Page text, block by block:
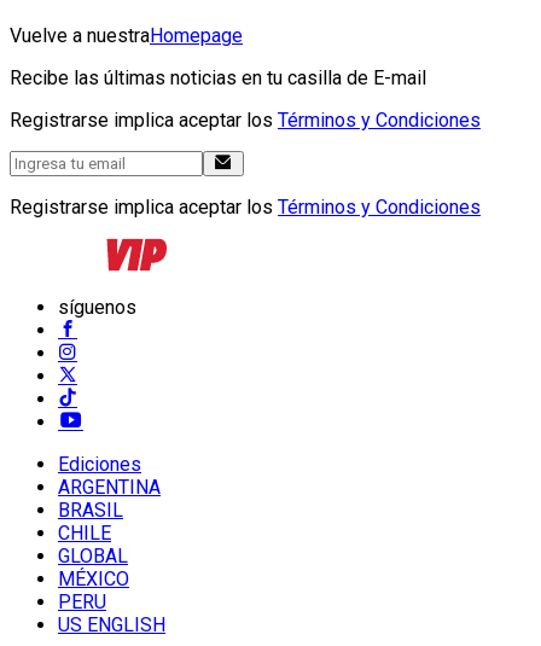
Vuelve a nuestraHomepage
Recibe las últimas noticias en tu casilla de E-mail
Registrarse implica aceptar los Términos y Condiciones
Registrarse implica aceptar los Términos y Condiciones
síguenos
Ediciones
ARGENTINA
BRASIL
CHILE
GLOBAL
MÉXICO
PERU
US ENGLISH